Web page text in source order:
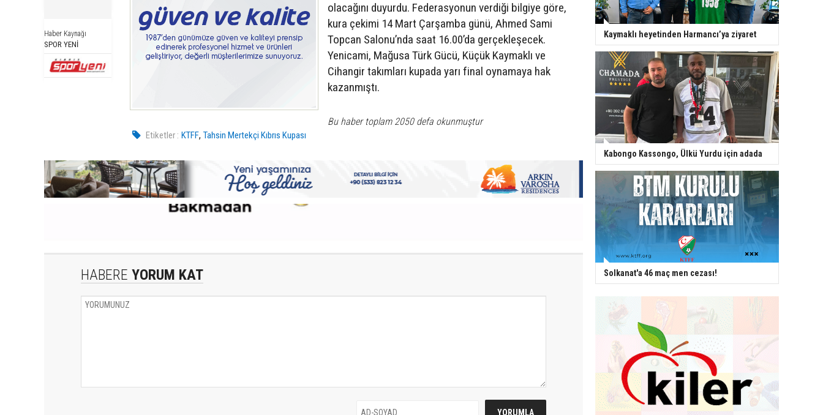
Haber Kaynağı
SPOR YENİ
olacağını duyurdu. Federasyonun verdiği bilgiye göre,
kura çekimi 14 Mart Çarşamba günü, Ahmed Sami
Topcan Salonu’nda saat 16.00’da gerçekleşecek.
Yenicami, Mağusa Türk Gücü, Küçük Kaymaklı ve
Cihangir takımları kupada yarı final oynamaya hak
kazanmıştı.
Bu haber toplam 2050 defa okunmuştur
Etiketler : KTFF,Tahsin Mertekçi Kıbrıs Kupası
HABERE YORUM KAT
Kaymaklı heyetinden Harmancı’ya ziyaret
Kabongo Kassongo, Ülkü Yurdu için adada
Solkanat'a 46 maç men cezası!